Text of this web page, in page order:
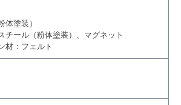
体塗装）
チール（粉体塗装）、マグネット
材：フェルト